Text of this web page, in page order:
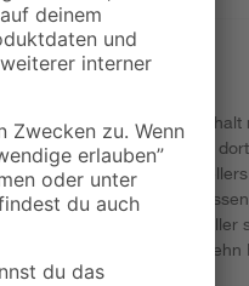
und Vorhängen
mühelos und schnell
beiden Enden des
Ebenso schnell
möchten. Die Feststeller
Ein Paket enthält zehn